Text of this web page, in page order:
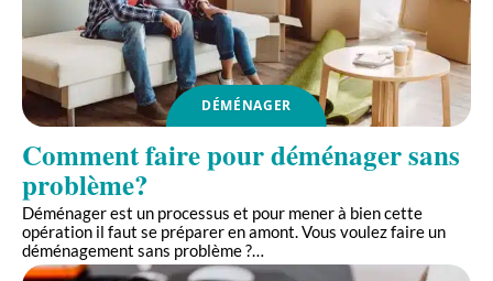
DÉMÉNAGER
Comment faire pour déménager sans
problème?
Déménager est un processus et pour mener à bien cette
opération il faut se préparer en amont. Vous voulez faire un
déménagement sans problème ?…